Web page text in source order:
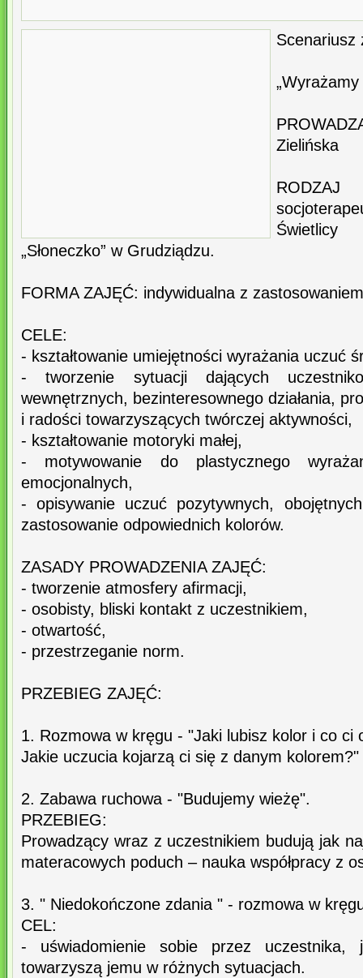
Scenariusz
Zielińska
Świetlicy
„Słoneczko” w Grudziądzu.
FORMA ZAJĘĆ: indywidualna z
CELE:
- kształtowanie umiejętności wyrażania uczuć
- tworzenie sytuacji dających
wewnętrznych, bezinteresownego działania,
i radości towarzyszących twórczej aktywności,
- kształtowanie motoryki małej,
- motywowanie do plastycznego
emocjonalnych,
- opisywanie uczuć pozytywnych,
zastosowanie odpowiednich kolorów.
ZASADY PROWADZENIA ZAJĘĆ:
- tworzenie atmosfery afirmacji,
- osobisty, bliski kontakt z uczestnikiem,
- otwartość,
- przestrzeganie norm.
PRZEBIEG ZAJĘĆ:
1. Rozmowa w kręgu - "Jaki lubisz kolor i co ci
Jakie uczucia kojarzą ci się z danym kolorem?"
2. Zabawa ruchowa - "Budujemy wieżę".
PRZEBIEG:
Prowadzący wraz z uczestnikiem budują jak
materacowych poduch – nauka współpracy z
3. " Niedokończone zdania " - rozmowa w
CEL:
- uświadomienie sobie przez
towarzyszą jemu w różnych sytuacjach.